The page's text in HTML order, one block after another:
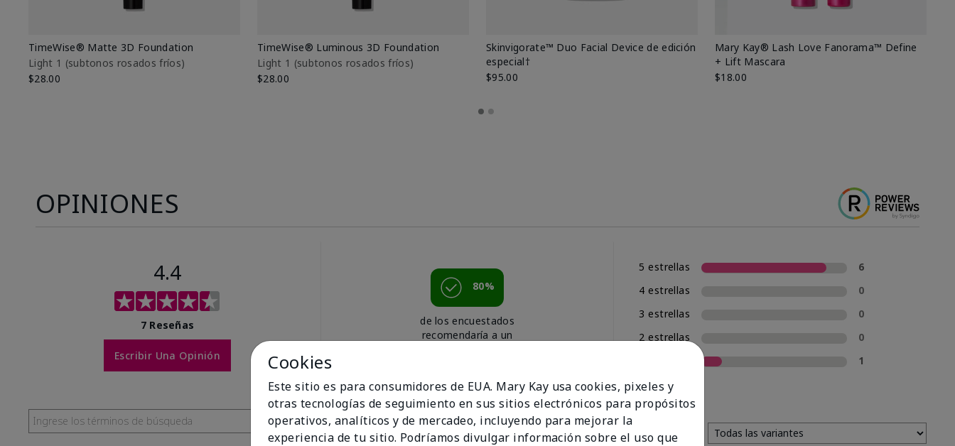
TimeWise® Matte 3D Foundation
Light 1​ (subtonos rosados fríos)
$28.00
TimeWise® Luminous 3D Foundation
Light 1​ (subtonos rosados fríos)
$28.00
Skinvigorate™ Duo Facial Device de edición
especial†
$95.00
Mary Kay® Lash Love Fanorama™ Define
+ Lift Mascara
$18.00
OPINIONES
4.4
7 Reseñas
Escribir Una Opinión
80%
de los encuestados
recomendaría a un
5 estrellas
6
4 estrellas
0
3 estrellas
0
2 estrellas
0
1
Cookies
Este sitio es para consumidores de EUA. Mary Kay usa cookies, pixeles y
otras tecnologías de seguimiento en sus sitios electrónicos para propósitos
operativos, analíticos y de mercadeo, incluyendo para mejorar la
experiencia de tu sitio. Podríamos divulgar información sobre el uso que